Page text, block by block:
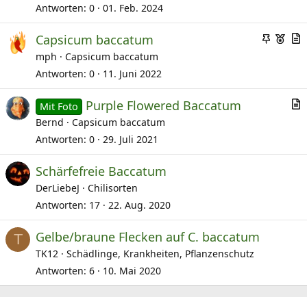
i
Antworten 0 01. Feb. 2024
A
e
n
E
f
e
i
Capsicum baccatum
mph
Capsicum baccatum
Antworten 0 11. Juni 2022
i
Mit Foto Purple Flowered Baccatum
Bernd
Capsicum baccatum
Antworten 0 29. Juli 2021
Schärfefreie Baccatum
DerLiebeJ
Chilisorten
Antworten 17 22. Aug. 2020
T Gelbe/braune Flecken auf C. baccatum
TK12
Schädlinge, Krankheiten, Pflanzenschutz
Antworten 6 10. Mai 2020